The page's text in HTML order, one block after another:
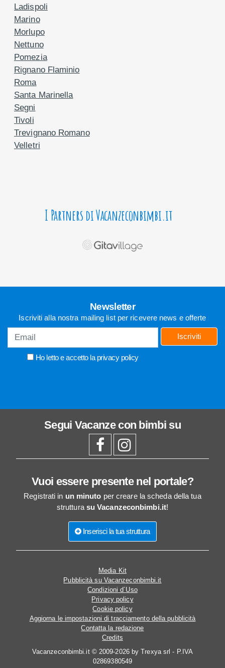
Ladispoli
Marino
Morlupo
Nettuno
Pomezia
Rignano Flaminio
Roma
Santa Marinella
Segni
Tivoli
Trevignano Romano
Velletri
I Partners di Vacanzeconbimbi.it
Newsletter
Iscriviti alla nostra mailing list per ricevere news e offerte
Ho letto e accetto la privacy policy
Iscriviti
Segui Vacanze con bimbi su
Vuoi essere presente nel portale?
Registrati in un minuto per creare la scheda della tua
struttura su Vacanzeconbimbi.it!
Inserisci la tua struttura
Media Kit
Pubblicità su Vacanzeconbimbi.it
Condizioni d´Uso
Privacy policy
Cookie policy
Aggiorna le impostazioni di tracciamento della pubblicità
Contatta la redazione
Credits
Vacanzeconbimbi.it © 2009-2026 by Trexya srl - P.IVA
02869380549